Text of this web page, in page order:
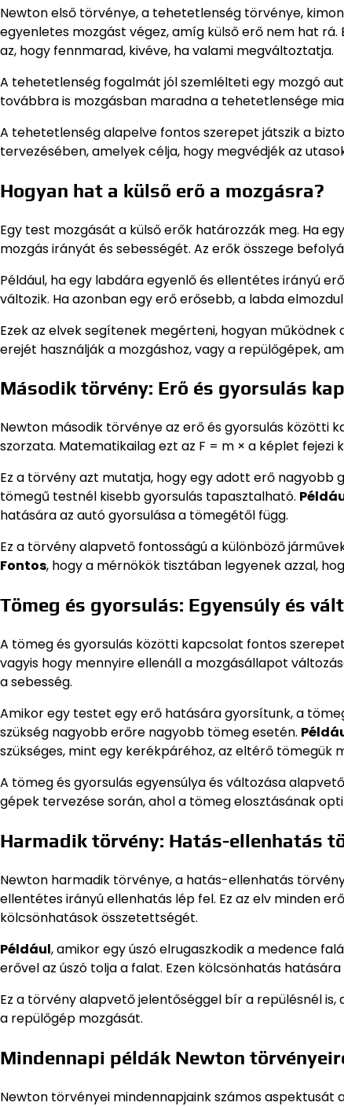
Newton első törvénye, a tehetetlenség törvénye,
egyenletes mozgást végez, amíg külső erő nem hat
az, hogy fennmarad, kivéve, ha valami megváltoztatja.
A tehetetlenség fogalmát jól szemlélteti egy mozgó
továbbra is mozgásban maradna a tehetetlensége
A tehetetlenség alapelve fontos szerepet játszik a
tervezésében, amelyek célja, hogy megvédjék az
Hogyan hat a külső erő a mozgásra?
Egy test mozgását a külső erők határozzák meg. Ha
mozgás irányát és sebességét. Az erők összege
Például, ha egy labdára egyenlő és ellentétes irányú
változik. Ha azonban egy erő erősebb, a labda
Ezek az elvek segítenek megérteni, hogyan
erejét használják a mozgáshoz, vagy a repülőgépek,
Második törvény: Erő és gyorsulás
Newton második törvénye az erő és gyorsulás közötti
szorzata. Matematikailag ezt az F = m × a képlet fejezi
Ez a törvény azt mutatja, hogy egy adott erő
tömegű testnél kisebb gyorsulás tapasztalható.
hatására az autó gyorsulása a tömegétől függ.
Ez a törvény alapvető fontosságú a különböző
Fontos, hogy a mérnökök tisztában legyenek azzal,
Tömeg és gyorsulás: Egyensúly és
A tömeg és gyorsulás közötti kapcsolat fontos
vagyis hogy mennyire ellenáll a mozgásállapot
a sebesség.
Amikor egy testet egy erő hatására gyorsítunk, a
szükség nagyobb erőre nagyobb tömeg esetén.
szükséges, mint egy kerékpáréhoz, az eltérő tömegük
A tömeg és gyorsulás egyensúlya és változása
gépek tervezése során, ahol a tömeg elosztásának
Harmadik törvény: Hatás-ellenhatás
Newton harmadik törvénye, a hatás-ellenhatás
ellentétes irányú ellenhatás lép fel. Ez az elv minden
kölcsönhatások összetettségét.
Például, amikor egy úszó elrugaszkodik a medence
erővel az úszó tolja a falat. Ezen kölcsönhatás hatására
Ez a törvény alapvető jelentőséggel bír a repülésnél
a repülőgép mozgását.
Mindennapi példák Newton
Newton törvényei mindennapjaink számos aspektusát